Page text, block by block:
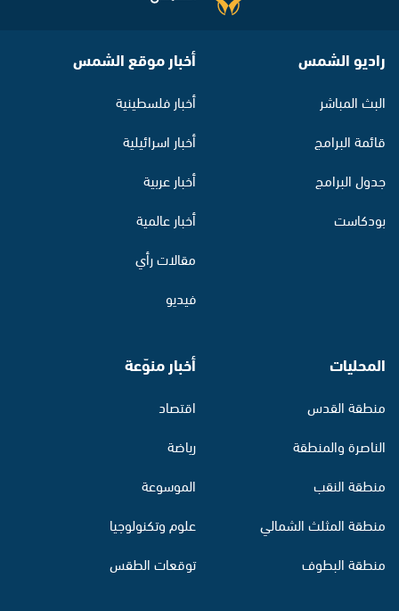
راديو الشمس
البث المباشر
قائمة البرامج
جدول البرامج
بودكاست
أخبار موقع الشمس
أخبار فلسطينية
أخبار اسرائيلية
أخبار عربية
أخبار عالمية
مقالات رأي
فيديو
المحليات
منطقة القدس
الناصرة والمنطقة
منطقة النقب
منطقة المثلث الشمالي
منطقة البطوف
أخبار منوّعة
اقتصاد
رياضة
الموسوعة
علوم وتكنولوجيا
توقعات الطقس